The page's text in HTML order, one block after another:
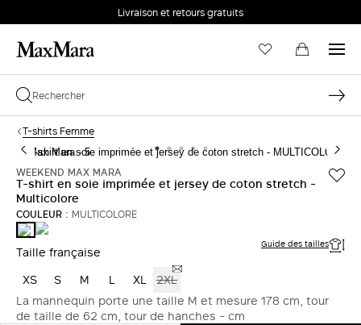
Livraison et retours gratuits
T-shirts Femme
WEEKEND MAX MARA
T-shirt en soie imprimée et jersey de coton stretch -
Multicolore
COULEUR : MULTICOLORE
MULTICOLORE
MULTICOLORE
Taille française Guide des tailles
XS S M L XL 2XL
La mannequin porte une taille M et mesure 178 cm, tour
de taille de 62 cm, tour de hanches - cm